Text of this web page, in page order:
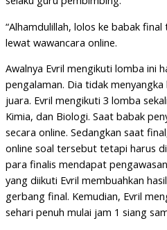
“Alhamdulillah, lolos ke babak
lewat wawancara online.
Awalnya Evril mengikuti lomba ini
pengalaman. Dia tidak
juara. Evril mengikuti 3 lomba
Kimia, dan Biologi. Saat babak
secara online. Sedangkan saat
online soal tersebut tetapi harus
para finalis mendapat
yang diikuti Evril membuahkan
gerbang final. Kemudian, Evril
sehari penuh mulai jam 1 siang